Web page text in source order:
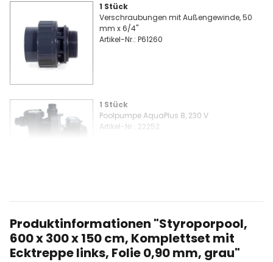
1 Stück
Verschraubungen mit Außengewinde, 50
mm x 6/4"
Artikel-Nr.: P61260
1 Stück
Poolpumpe AquaPlus 8, 230 V
Artikel-Nr.: 22252
Artikel-Nr.: P32021
Produktinformationen "Styroporpool,
600 x 300 x 150 cm, Komplettset mit
Ecktreppe links, Folie 0,90 mm, grau"